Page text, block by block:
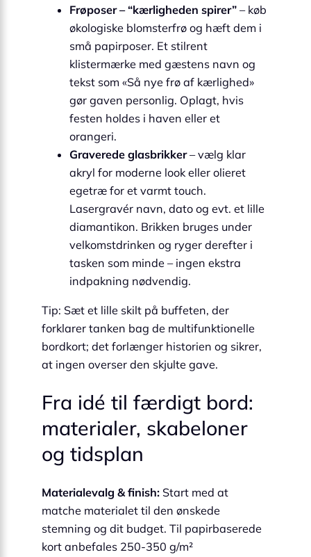
Frøposer – “kærligheden spirer” – køb
økologiske blomsterfrø og hæft dem i
små papirposer. Et stilrent
klistermærke med gæstens navn og
tekst som «Så nye frø af kærlighed»
gør gaven personlig. Oplagt, hvis
festen holdes i haven eller et
orangeri.
Graverede glasbrikker– vælg klar
akryl for moderne look eller olieret
egetræ for et varmt touch.
Lasergravér navn, dato og evt. et lille
diamantikon. Brikken bruges under
velkomstdrinken og ryger derefter i
tasken som minde – ingen ekstra
indpakning nødvendig.
Tip: Sæt et lille skilt på buffeten, der
forklarer tanken bag de multifunktionelle
bordkort; det forlænger historien og sikrer,
at ingen overser den skjulte gave.
Fra idé til færdigt bord:
materialer, skabeloner
og tidsplan
Materialevalg & finish: Start med at
matche materialet til den ønskede
stemning og dit budget. Til papirbaserede
kort anbefales 250-350 g/m²